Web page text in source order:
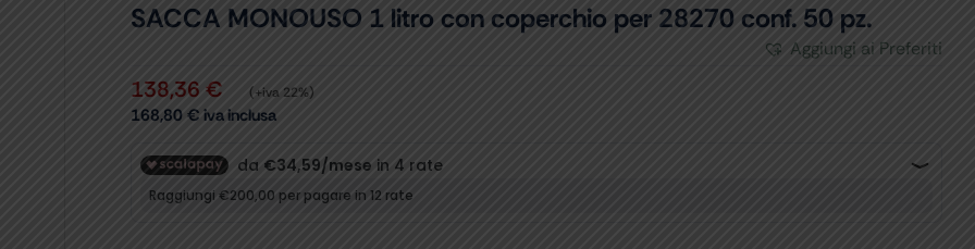
SACCA MONOUSO 1 litro con coperchio per 28270 conf. 50 pz.
Aggiungi ai Preferiti
138,36 € (+iva 22%)
168,80 € iva inclusa